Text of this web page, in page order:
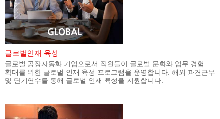
글로벌인재 육성
글로벌 공장자동화 기업으로서 직원들이 글로벌 문화와 업무 경험
확대를 위한 글로벌 인재 육성 프로그램을 운영합니다. 해외 파견근무
및 단기연수를 통해 글로벌 인재 육성을 지원합니다.